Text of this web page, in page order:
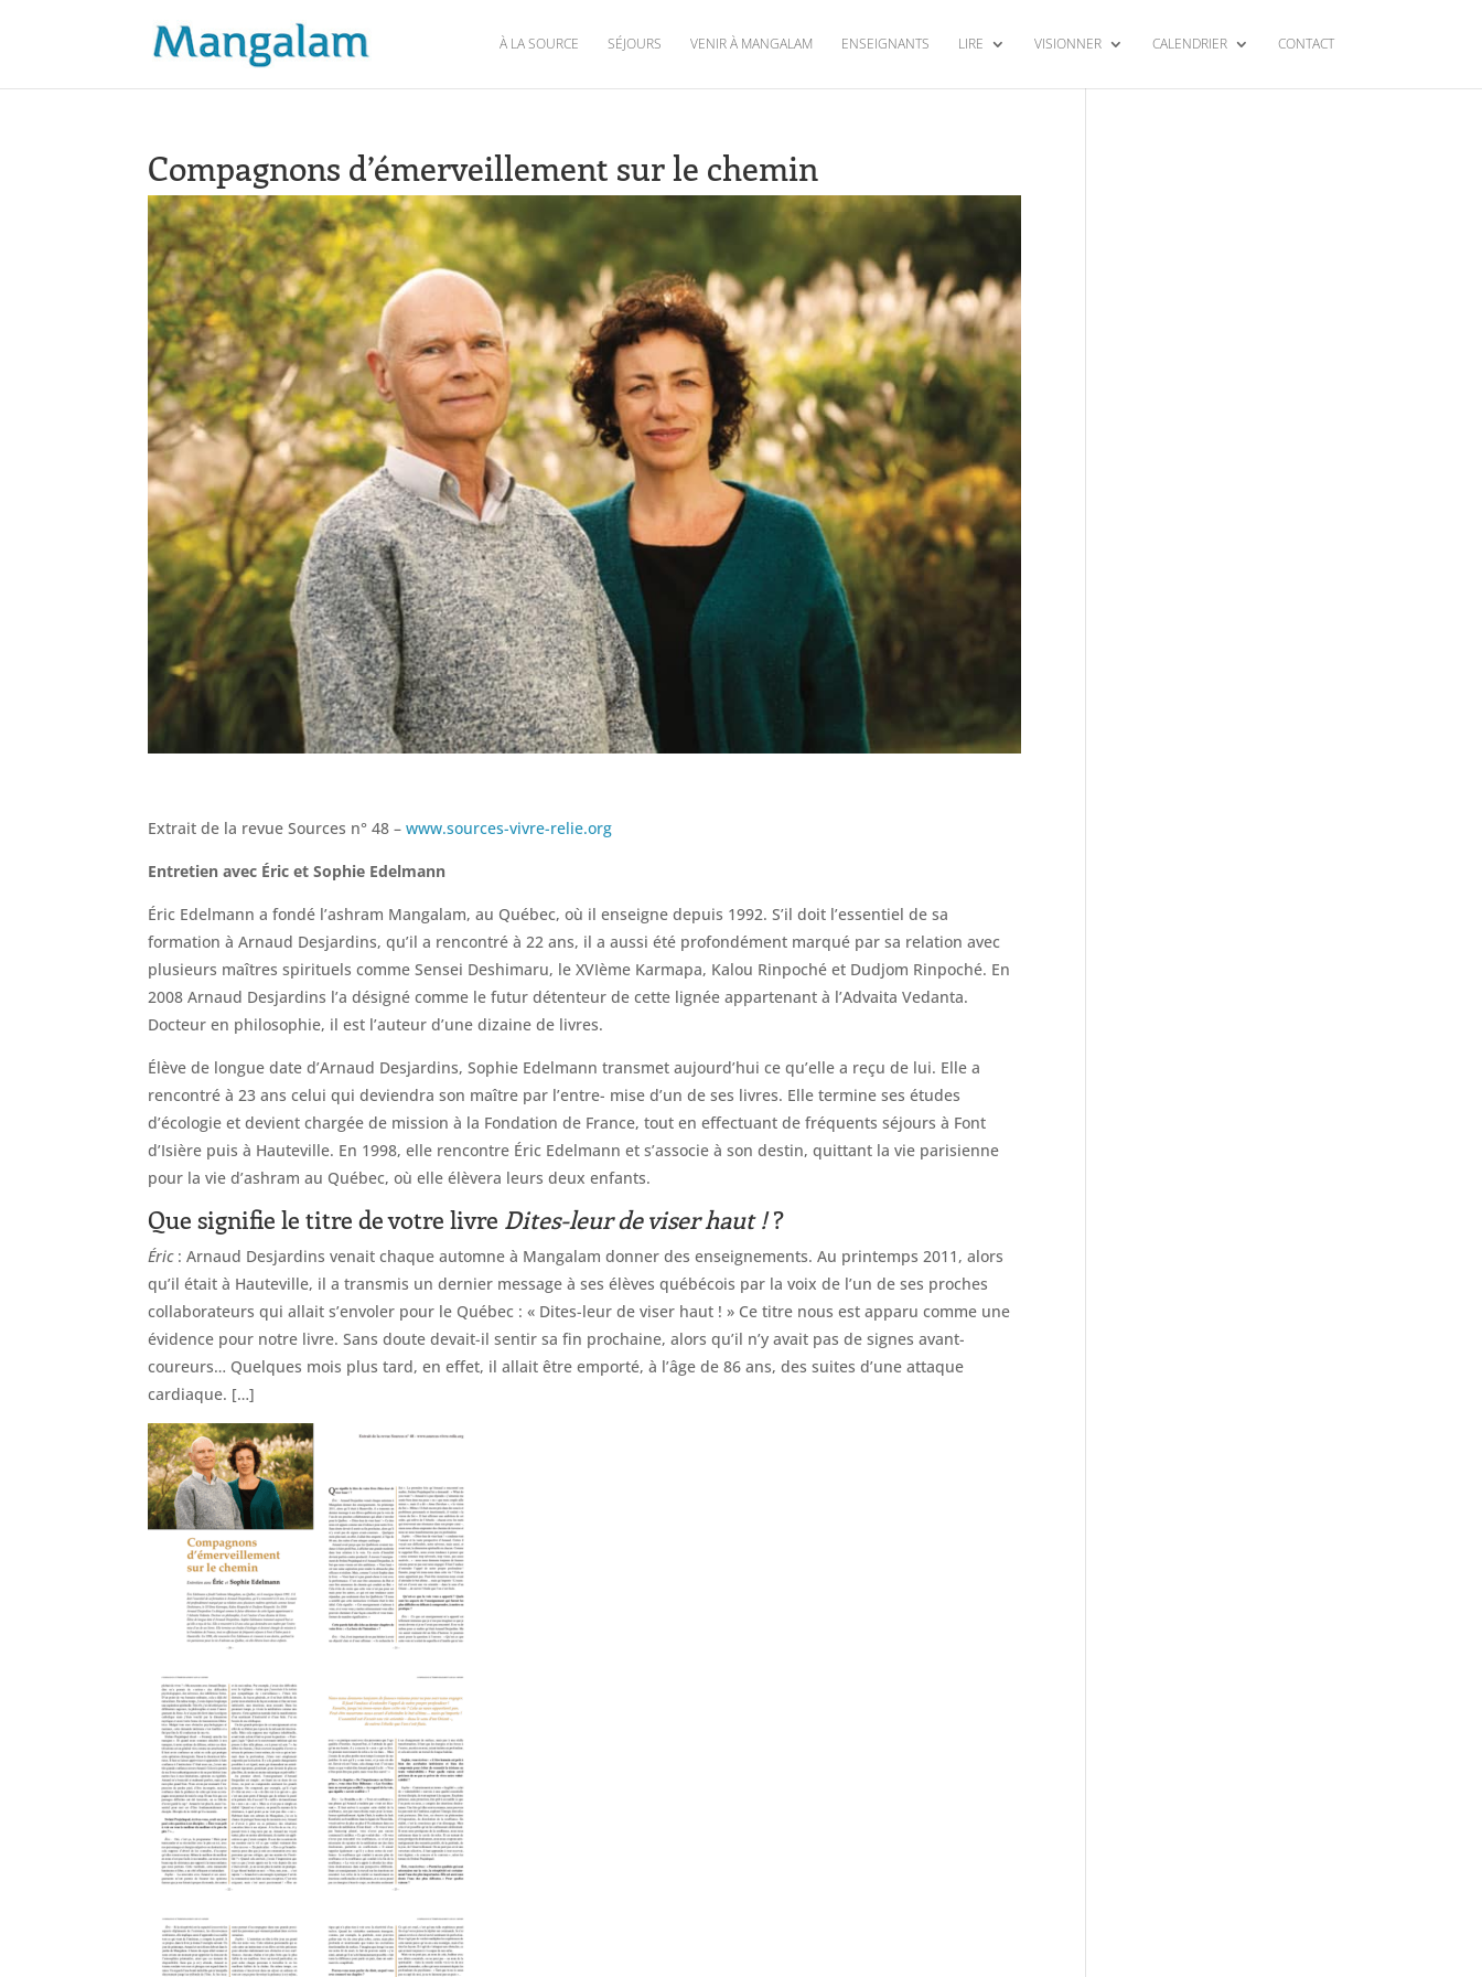
À LA SOURCE SÉJOURS VENIR À MANGALAM ENSEIGNANTS LIRE VISIONNER CALENDRIER CONTACT
Compagnons d’émerveillement sur le chemin
Extrait de la revue Sources n° 48 –www.sources-vivre-relie.org
Entretien avec Éric et Sophie Edelmann
Éric Edelmann a fondé l’ashram Mangalam, au Québec, où il enseigne depuis 1992. S’il doit l’essentiel de sa
formation à Arnaud Desjardins, qu’il a rencontré à 22 ans, il a aussi été profondément marqué par sa relation avec
plusieurs maîtres spirituels comme Sensei Deshimaru, le XVIème Karmapa, Kalou Rinpoché et Dudjom Rinpoché. En
2008 Arnaud Desjardins l’a désigné comme le futur détenteur de cette lignée appartenant à l’Advaita Vedanta.
Docteur en philosophie, il est l’auteur d’une dizaine de livres.
Élève de longue date d’Arnaud Desjardins, Sophie Edelmann transmet aujourd’hui ce qu’elle a reçu de lui. Elle a
rencontré à 23 ans celui qui deviendra son maître par l’entre- mise d’un de ses livres. Elle termine ses études
d’écologie et devient chargée de mission à la Fondation de France, tout en effectuant de fréquents séjours à Font
d’Isière puis à Hauteville. En 1998, elle rencontre Éric Edelmann et s’associe à son destin, quittant la vie parisienne
pour la vie d’ashram au Québec, où elle élèvera leurs deux enfants.
Que signifie le titre de votre livre Dites-leur de viser haut !?
Éric: Arnaud Desjardins venait chaque automne à Mangalam donner des enseignements. Au printemps 2011, alors
qu’il était à Hauteville, il a transmis un dernier message à ses élèves québécois par la voix de l’un de ses proches
collaborateurs qui allait s’envoler pour le Québec : « Dites-leur de viser haut ! » Ce titre nous est apparu comme une
évidence pour notre livre. Sans doute devait-il sentir sa fin prochaine, alors qu’il n’y avait pas de signes avant-
coureurs… Quelques mois plus tard, en effet, il allait être emporté, à l’âge de 86 ans, des suites d’une attaque
cardiaque. […]